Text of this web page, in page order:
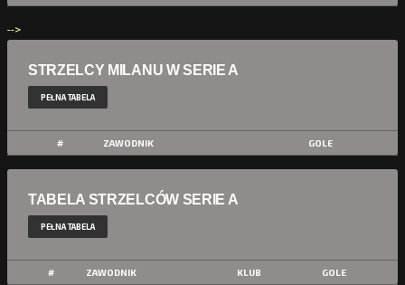
-->
STRZELCY MILANU W SERIE A
PEŁNA TABELA
# ZAWODNIK GOLE
TABELA STRZELCÓW SERIE A
PEŁNA TABELA
# ZAWODNIK KLUB GOLE